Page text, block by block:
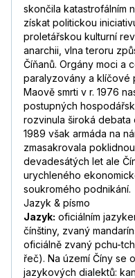
skončila katastrofálním
získat politickou
proletářskou kulturní
anarchii, vlna teroru
Číňanů. Orgány moci a
paralyzovány a klíčové
Maově smrti v r. 1976
postupných
rozvinula široká debata
1989 však armáda na
zmasakrovala
devadesátých let ale
urychleného
soukromého podnikání.
Jazyk & písmo
Jazyk: oficiálním
čínštiny, zvaný
oficiálně zvaný pchu-
řeč). Na území Číny se
jazykových dialektů: